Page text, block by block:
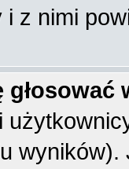
z nimi
głosować